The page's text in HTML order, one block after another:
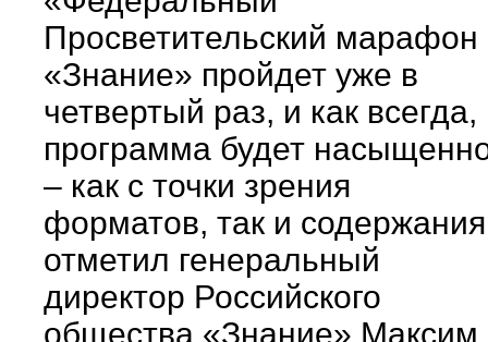
Просветительский марафон
«Знание» пройдет уже в
четвертый раз, и как всегда,
программа будет
– как с точки зрения
форматов, так и
отметил генеральный
директор Российского
общества «Знание» Максим